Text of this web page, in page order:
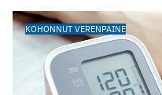
KOHONNUT VERENPAINE